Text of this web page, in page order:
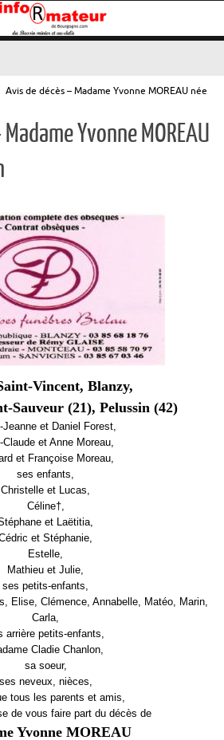
Avis de décès – Madame Yvonne MOREAU née
Yvonne MOREAU
Vincent, Blanzy,
Sauveur (21), Pelussin (42)
Jeanne et Daniel Forest,
Claude et Anne Moreau,
et Françoise Moreau,
ses enfants,
Christelle et Lucas,
Céline†,
et Laëtitia,
et Stéphanie,
Estelle,
Mathieu et Julie,
ses petits-enfants,
Elise, Clémence, Annabelle, Matéo, Marin,
Carla,
arrière petits-enfants,
Cladie Chanlon,
sa soeur,
ses neveux, nièces,
tous les parents et amis,
de vous faire part du décès de
Yvonne MOREAU